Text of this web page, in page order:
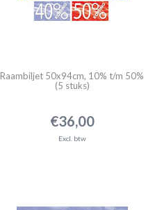
Raambiljet 50x94cm, 10% t/m 50%
(5 stuks)
€36,00
Excl. btw